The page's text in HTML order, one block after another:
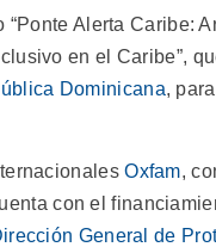
Alerta Caribe:
en el Caribe”,
Dominicana,
Oxfam,
con el
General de